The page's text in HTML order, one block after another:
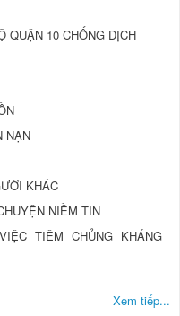
QUẬN 10 CHỐNG DỊCH
NẠN
KHÁC
NIỀM TIN
TIÊM CHỦNG KHÁNG
Xem tiếp...